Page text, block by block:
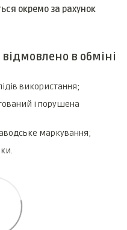
окремо за рахунок
в обміні
використання;
і порушена
маркування;